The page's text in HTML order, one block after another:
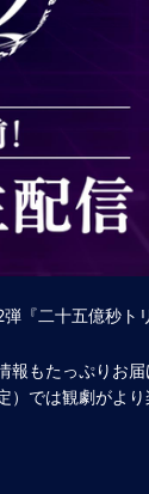
『二十五億秒ト
報もたっぷりお届
）では観劇がよ